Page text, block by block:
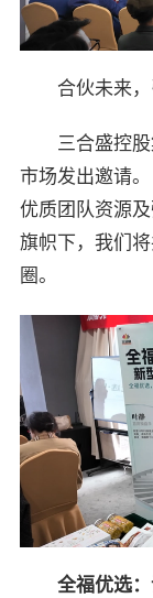
合伙未来
三合盛控
市场发出邀请
优质团队资源
旗帜下，我们
圈。
全福优选